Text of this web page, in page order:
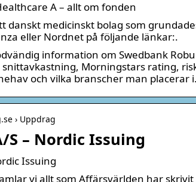
A – allt om fonden
danskt medicinskt bolag som
eller Nordnet på följande länkar:.
information om Swedbank
Morningstars rating,
och vilka branscher man placerar
› Uppdrag
S – Nordic Issuing
Issuing
vi allt som Affärsvärlden har